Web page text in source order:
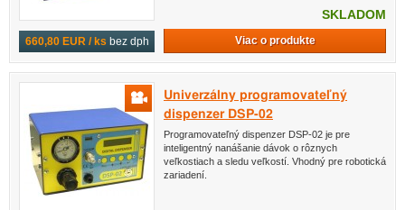
660,80 EUR / ks bez dph
SKLADOM
Viac o produkte
Univerzálny programovateľný
dispenzer DSP-02
Programovateľný dispenzer DSP-02 je pre
inteligentný nanášanie dávok o rôznych
veľkostiach a sledu veľkostí. Vhodný pre robotická
zariadení.